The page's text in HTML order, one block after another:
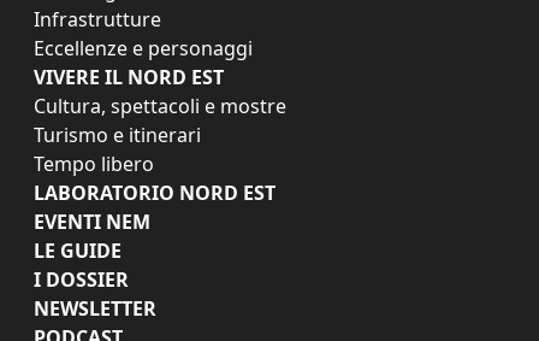
Infrastrutture
Eccellenze e personaggi
VIVERE IL NORD EST
Cultura, spettacoli e mostre
Turismo e itinerari
Tempo libero
LABORATORIO NORD EST
EVENTI NEM
LE GUIDE
I DOSSIER
NEWSLETTER